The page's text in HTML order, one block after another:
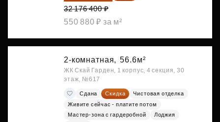
32 176 400 ₽
550 880 ₽ за м²
2-комнатная, 56.6м²
ЖК Скай Гарден, 1 корпус, 4 секция, 30
этаж, №617
Сдана Скидка
Чистовая отделка
Живите сейчас - платите потом
Мастер-зона с гардеробной
Лоджия